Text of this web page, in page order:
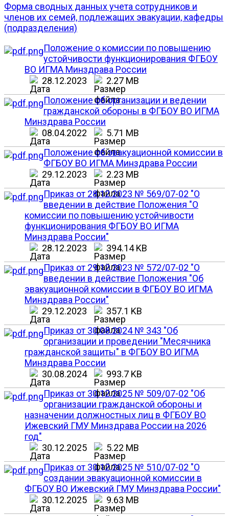
Форма сводных данных учета сотрудников и
членов их семей, подлежащих эвакуации, кафедры
(подразделения)
Положение о комиссии по повышению
устойчивости функционирования ФГБОУ
ВО ИГМА Минздрава России
28.12.2023
2.27 MB
Положение об организации и ведении
гражданской обороны в ФГБОУ ВО ИГМА
Минздрава России
08.04.2022
5.71 MB
Положение об эвакуационной комиссии в
ФГБОУ ВО ИГМА Минздрава России
29.12.2023
2.23 MB
Приказ от 28.12.2023 № 569/07-02 "О
введении в действие Положения "О
комиссии по повышению устойчивости
функционирования ФГБОУ ВО ИГМА
Минздрава России"
28.12.2023
394.14 KB
Приказ от 29.12.2023 № 572/07-02 "О
введении в действие Положения "Об
эвакуационной комиссии в ФГБОУ ВО ИГМА
Минздрава России"
29.12.2023
357.1 KB
Приказ от 30.08.2024 № 343 "Об
организации и проведении "Месячника
гражданской защиты" в ФГБОУ ВО ИГМА
Минздрава России
30.08.2024
993.7 KB
Приказ от 30.12.2025 № 509/07-02 "Об
организации гражданской обороны и
назначении должностных лиц в ФГБОУ ВО
Ижевский ГМУ Минздрава России на 2026
год"
30.12.2025
5.22 MB
Приказ от 30.12.2025 № 510/07-02 "О
создании эвакуационной комиссии в
ФГБОУ ВО Ижевский ГМУ Минздрава России"
30.12.2025
9.63 MB